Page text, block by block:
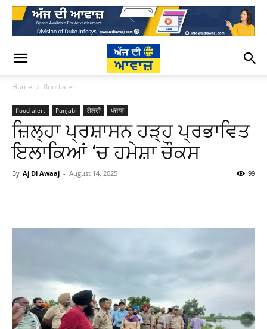
Home flood alert
flood alert Punjabi ਗੈਲਰੀ ਪੰਜਾਬ
ਜ਼ਿਲ੍ਹਾ ਪ੍ਰਸ਼ਾਸਨ ਹੜ੍ਹ ਪ੍ਰਭਾਵਿਤ
ਇਲਾਕਿਆਂ ‘ਚ ਹਮੇਸ਼ਾ ਚੌਕਸ
By Aj Di Awaaj - August 14, 2025 99